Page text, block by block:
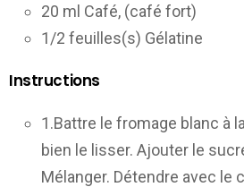
20 ml Café, (café fort)
1/2 feuilles(s) Gélatine
Instructions
1.Battre le fromage blanc à
bien le lisser. Ajouter le
Mélanger. Détendre avec le